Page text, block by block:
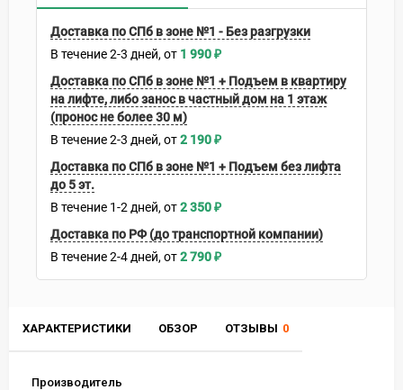
ХАРАКТЕРИСТИКИ ОБЗОР ОТЗЫВЫ 0
Производитель
Доставка по СПб в зоне №1 - Без разгрузки
В течение2-3 дней 1 990₽
Доставка по СПб в зоне №1 + Подъем в квартиру
на лифте, либо занос в частный дом на 1 этаж
(пронос не более 30 м)
В течение2-3 дней 2 190₽
Доставка по СПб в зоне №1 + Подъем без лифта
до 5 эт.
В течение 1-2 дней 2 350₽
Доставка по РФ (до транспортной компании)
В течение2-4 дней 2 790₽